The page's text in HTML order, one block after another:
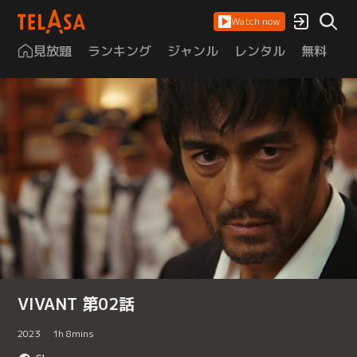
Watch now
見放題 ランキング ジャンル レンタル 無料
VIVANT 第02話
2023 1h 8mins